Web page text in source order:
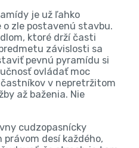
je už ľahko
zle postavenú stavbu.
ktoré drží časti
závislosti sa
pevnú pyramídu si
ovládať moc
v nepretržitom
až baženia. Nie
cudzopasnícky
desí každého,